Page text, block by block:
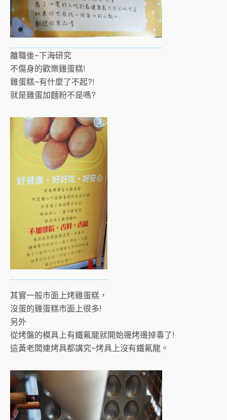
離職後~下海研究
不傷身的歡樂雞蛋糕!
雞蛋糕~有什麼了不起?!
就是雞蛋加麵粉不是嗎?
其實一般市面上烤雞蛋糕，
沒蛋的雞蛋糕市面上很多!
另外
從烤盤的模具上有鐵氟龍就開始邊烤邊掉毒了!
這黃老闆連烤具都講究~烤具上沒有鐵氟龍。